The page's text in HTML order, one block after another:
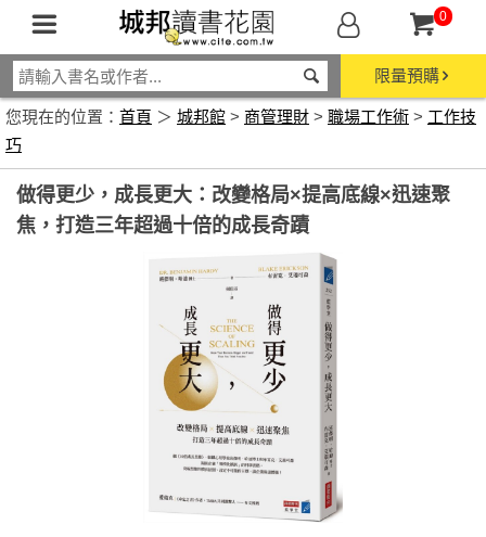
0
限量預購
您現在的位置： 首頁 ＞ 城邦館 > 商管理財 > 職場工作術 > 工作技
巧
做得更少，成長更大：改變格局×提高底線×迅速聚
焦，打造三年超過十倍的成長奇蹟